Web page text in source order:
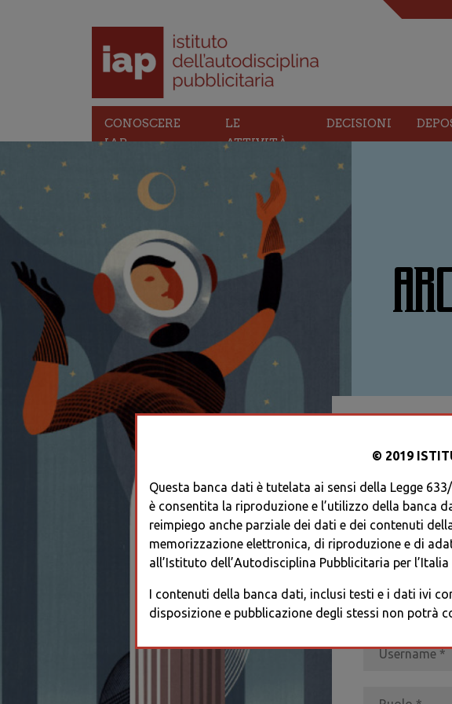
CONOSCERE
IAP
LE
ATTIVITÀ
DECISIONI
ACCEDI
© 2019
Questa banca dati è tutelata ai sensi della Legge
è consentita la riproduzione e l’utilizzo della banca
reimpiego anche parziale dei dati e dei contenuti
memorizzazione elettronica, di riproduzione e di
all’Istituto dell’Autodisciplina Pubblicitaria per
I contenuti della banca dati, inclusi testi e i dati ivi
disposizione e pubblicazione degli stessi non potrà